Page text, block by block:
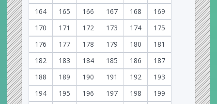
164
165 166 167 168
169
170
171 172 173 174
175
176
177 178 179 180
181
182
183 184 185 186
187
188
189 190 191 192
193
194
195 196 197 198
199